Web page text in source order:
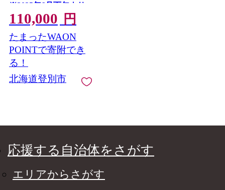
※2025年6月下旬より
発送【魚貝類・ウニ・
雲丹・無添加・うに・
極上エゾバフンウニ・
塩水パック】
110,000 円
たまったWAON
POINTで寄附でき
る！
北海道登別市
応援する自治体をさがす
エリアからさがす